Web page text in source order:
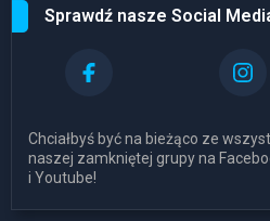
Sprawdź nasze Social
Chciałbyś być na bieżąco ze
naszej zamkniętej grupy na
i Youtube!